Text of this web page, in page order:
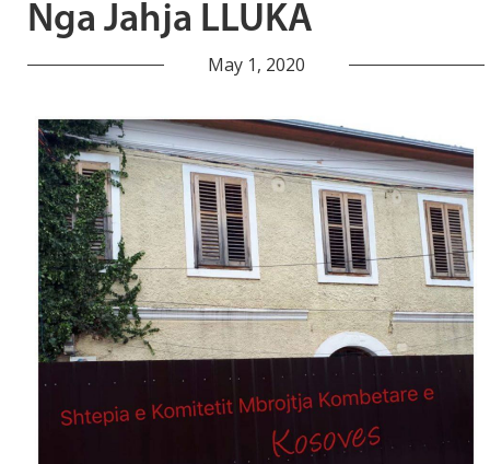
Nga Jahja LLUKA
May 1, 2020